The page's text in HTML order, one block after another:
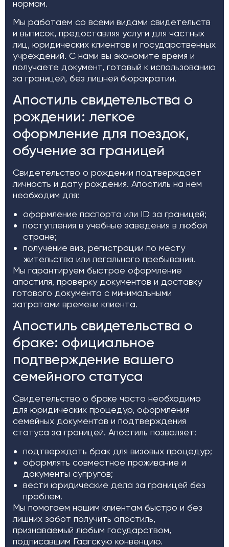
нормам.
Мы работаем со всеми видами свидетельств
и выписок, предоставляя услуги для частных
лиц, юридических клиентов и государственных
учреждений. С нами вы экономите время и
получаете документ, готовый к использованию
за границей, без лишней бюрократии.
Апостиль свидетельства о
рождении: легкое
оформление для поездок,
обучение за границей
Свидетельство о рождении подтверждает
личность и дату рождения. Апостиль на нем
необходим для:
оформление паспорта или ID за границей;
поступления в учебные заведения в любой
стране;
получение виз, регистрации по месту
жительства или легального пребывания.
Мы гарантируем быстрое оформление
апостиля, проверку документов и доставку
готового документа с минимальными
затратами времени клиента.
Апостиль свидетельства о
браке: официальное
подтверждение вашего
семейного статуса
Свидетельство о браке часто необходимо
для юридических процедур, оформления
семейных документов и подтверждения
статуса за границей. Апостиль позволяет:
подтверждать брак для визовых процедур;
оформлять совместное проживание и
документы супругов;
вести юридические дела за границей без
проблем.
Мы помогаем нашим клиентам быстро и без
лишних забот получить апостиль,
признаваемый любым государством,
подписавшим Гаагскую конвенцию.